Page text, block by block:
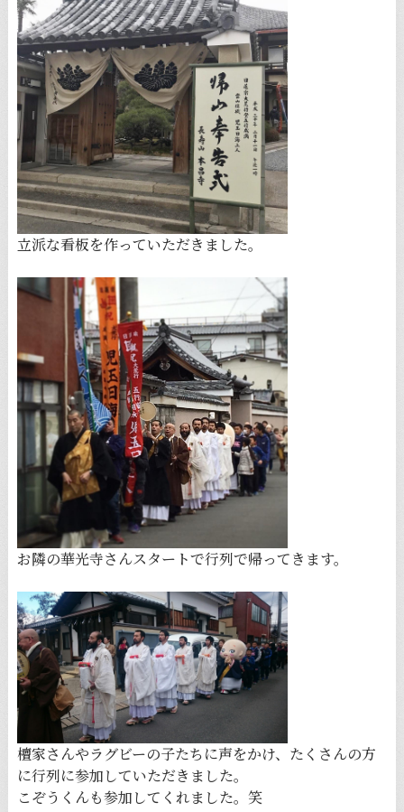
立派な看板を作っていただきました。
お隣の華光寺さんスタートで行列で帰ってきます。
檀家さんやラグビーの子たちに声をかけ、たくさんの方
に行列に参加していただきました。
こぞうくんも参加してくれました。笑